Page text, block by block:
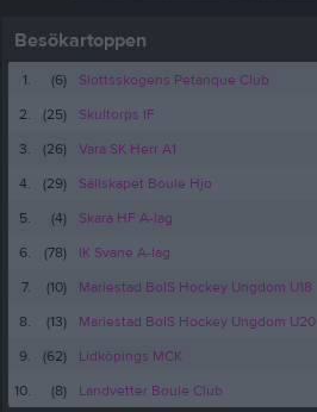
Besökartoppen
1. (6)
Slottsskogens Petanque Club
2.
(25)
Skultorps IF
3.
(26)
Vara SK Herr A1
4.
(29)
Sällskapet Boule Hjo
5.
(4)
Skara HF A-lag
6.
(78)
IK Svane A-lag
7.
(10)
Mariestad BoIS Hockey Ungdom U18
8.
(13)
Mariestad BoIS Hockey Ungdom U20
9.
(62)
Lidköpings MCK
10.
(8) Landvetter Boule Club